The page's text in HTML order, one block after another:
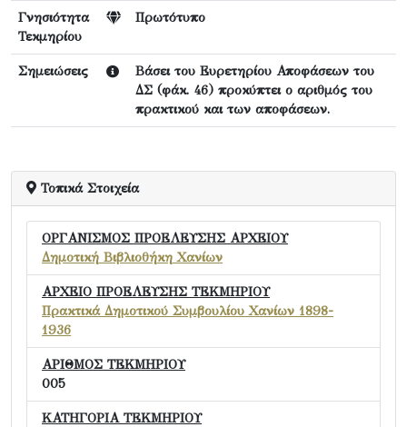
Γνησιότητα
Τεκμηρίου
Πρωτότυπο
Σημειώσεις
Βάσει του Ευρετηρίου Αποφάσεων του
ΔΣ (φάκ. 46) προκύπτει ο αριθμός του
πρακτικού και των αποφάσεων.
Τοπικά Στοιχεία
ΟΡΓΑΝΙΣΜΟΣ ΠΡΟΕΛΕΥΣΗΣ ΑΡΧΕΙΟΥ
Δημοτική Βιβλιοθήκη Χανίων
ΑΡΧΕΙΟ ΠΡΟΕΛΕΥΣΗΣ ΤΕΚΜΗΡΙΟΥ
Πρακτικά Δημοτικού Συμβουλίου Χανίων 1898-
1936
ΑΡΙΘΜΟΣ ΤΕΚΜΗΡΙΟΥ
005
ΚΑΤΗΓΟΡΙΑ ΤΕΚΜΗΡΙΟΥ